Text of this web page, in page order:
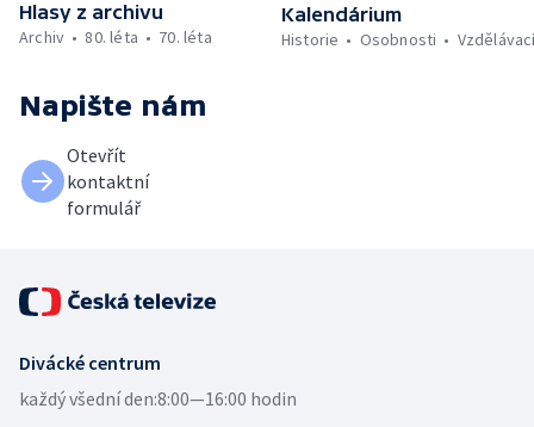
Hlasy z archivu
Archiv
80. léta 70. léta
Kalendárium
Historie
Osobnosti
Napište nám
Otevřít
kontaktní
formulář
Divácké centrum
každý všední den:8:00—16:00 hodin